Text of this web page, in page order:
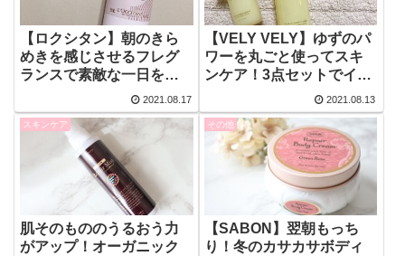
【ロクシタン】朝のきら
めきを感じさせるフレグ
ランスで素敵な一日を始
2021.08.17
【VELY VELY】ゆずのパ
ワーを丸ごと使ってスキ
ンケア！3点セットでイキ
イキとしたハリ肌に！2021.08.13
スキンケア
肌そのもののうるおう力
がアップ！オーガニック
その他
【SABON】翌朝もっち
り！冬のカサカサボディ